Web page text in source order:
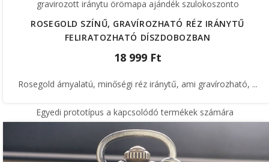
gravirozott iránytu örömapa ajándék szulokoszonto
ROSEGOLD SZÍNŰ, GRAVÍROZHATÓ RÉZ IRÁNYTŰ
FELIRATOZHATÓ DÍSZDOBOZBAN
18 999 Ft
Rosegold árnyalatú, minőségi réz iránytű, ami gravírozható, ...
Egyedi prototípus a kapcsolódó termékek számára